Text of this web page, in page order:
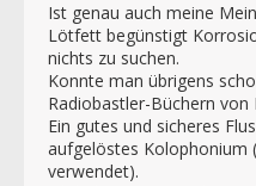
Ist genau auch meine
Lötfett begünstigt
nichts zu suchen.
Konnte man übrigens
Radiobastler-Büchern von
Ein gutes und sicheres
aufgelöstes Kolophonium
verwendet).